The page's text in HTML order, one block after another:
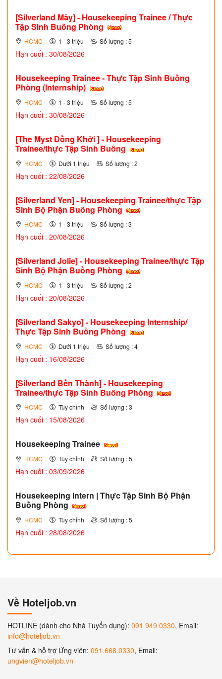
[Silverland Mây] - Housekeeping Trainee / Thực
Tập Sinh Buồng Phòng
HCMC 1 - 3 triệu Số lượng : 5
Hạn cuối : 30/08/2026
Housekeeping Trainee - Thực Tập Sinh Buồng
Phòng (Internship)
HCMC 1 - 3 triệu Số lượng : 5
Hạn cuối : 30/08/2026
[The Myst Đồng Khởi ] - Housekeeping
Trainee/thực Tập Sinh Buồng
HCMC Dưới 1 triệu Số lượng : 2
Hạn cuối : 22/08/2026
[Silverland Yen] - Housekeeping Trainee/thực Tập
Sinh Bộ Phận Buồng Phòng
HCMC 1 - 3 triệu Số lượng : 3
Hạn cuối : 20/08/2026
[Silverland Jolie] - Housekeeping Trainee/thực Tập
Sinh Bộ Phận Buồng Phòng
HCMC 1 - 3 triệu Số lượng : 2
Hạn cuối : 20/08/2026
[Silverland Sakyo] - Housekeeping Internship/
Thực Tập Sinh Buồng Phòng
HCMC Dưới 1 triệu Số lượng : 4
Hạn cuối : 16/08/2026
[Silverland Bến Thành] - Housekeeping
Trainee/thực Tập Sinh Buồng Phòng
HCMC Tùy chỉnh Số lượng : 3
Hạn cuối : 15/08/2026
Housekeeping Trainee
HCMC Tùy chỉnh Số lượng : 5
Hạn cuối : 03/09/2026
Housekeeping Intern | Thực Tập Sinh Bộ Phận
Buồng Phòng
HCMC Tùy chỉnh Số lượng : 5
Hạn cuối : 28/08/2026
Về Hoteljob.vn
HOTLINE (dành cho Nhà Tuyển dụng): 091 949 0330, Email:
info@hoteljob.vn
Tư vấn & hỗ trợ Ứng viên: 091.668.0330, Email:
ungvien@hoteljob.vn